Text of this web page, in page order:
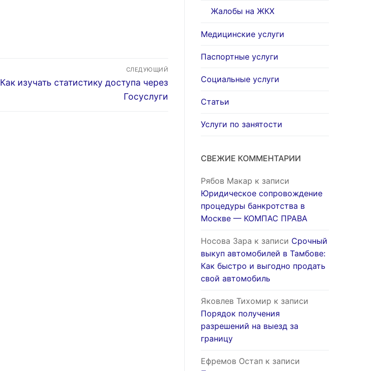
СЛЕДУЮЩИЙ
Следующая
Как изучать статистику доступа через
Госуслуги
Жалобы на ЖКХ
Медицинские услуги
Паспортные услуги
Социальные услуги
Статьи
Услуги по занятости
СВЕЖИЕ КОММЕНТАРИИ
Рябов Макар к записи
Юридическое сопровождение
процедуры банкротства в
Москве — КОМПАС ПРАВА
Носова Зара к записи Срочный
выкуп автомобилей в Тамбове:
Как быстро и выгодно продать
свой автомобиль
Яковлев Тихомир к записи
Порядок получения
разрешений на выезд за
границу
Ефремов Остап к записи